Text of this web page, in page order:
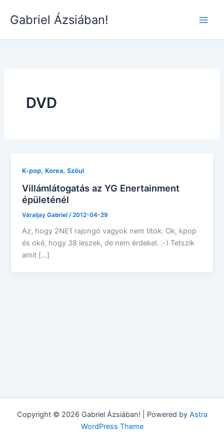
Gabriel Ázsiában!
DVD
K-pop, Korea,Szöul
Villámlátogatás az YG Enertainment
épületénél
Váraljay Gabriel /2012-04-29
Az, hogy 2NE1 rajongó vagyok nem titok. Ok, kpop
és oké, hogy 38 leszek, de nem érdekel. :-) Tetszik
amit […]
Copyright © 2026 Gabriel Ázsiában! | Powered by Astra
WordPress Theme